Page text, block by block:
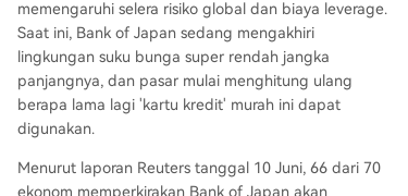
memengaruhi selera risiko global dan biaya leverage.
Saat ini, Bank of Japan sedang mengakhiri
lingkungan suku bunga super rendah jangka
panjangnya, dan pasar mulai menghitung ulang
berapa lama lagi 'kartu kredit' murah ini dapat
digunakan.
Menurut laporan Reuters tanggal 10 Juni, 66 dari 70
ekonom memperkirakan Bank of Japan akan